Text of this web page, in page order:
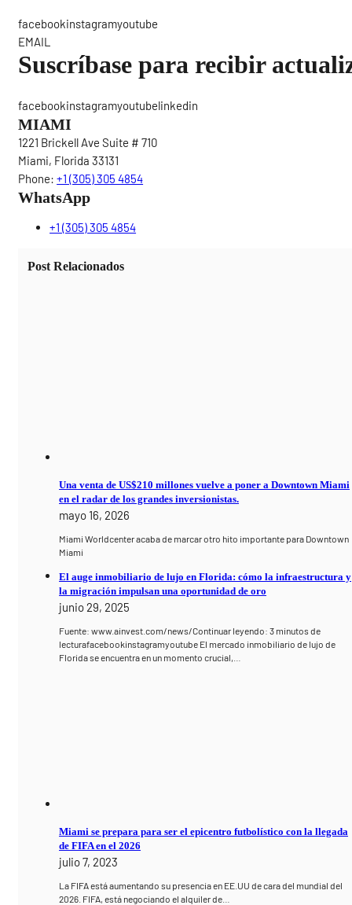
facebookinstagramyoutube
EMAIL
Suscríbase para recibir
facebookinstagramyoutubelinkedin
MIAMI
1221 Brickell Ave Suite # 710
Miami, Florida 33131
Phone: +1 (305) 305 4854
WhatsApp
+1 (305) 305 4854
Post Relacionados
Una venta de US$210 millones vuelve a poner a Downtown Miami
en el radar de los grandes inversionistas.
mayo 16, 2026
Miami Worldcenter acaba de marcar otro hito importante para Downtown
Miami
El auge inmobiliario de lujo en Florida: cómo la infraestructura y
la migración impulsan una oportunidad de oro
junio 29, 2025
Fuente: www.ainvest.com/news/Continuar leyendo: 3 minutos de
lecturafacebookinstagramyoutube El mercado inmobiliario de lujo de
Florida se encuentra en un momento crucial,…
Miami se prepara para ser el epicentro futbolístico con la llegada
de FIFA en el 2026
julio 7, 2023
La FIFA está aumentando su presencia en EE.UU de cara del mundial del
2026. FIFA, está negociando el alquiler de…